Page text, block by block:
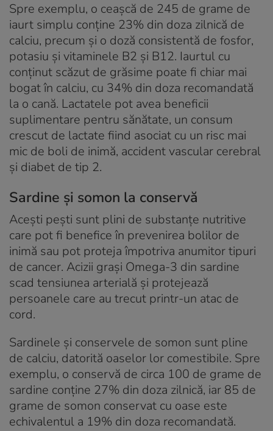
Spre exemplu, o ceașcă de 245 de grame de
iaurt simplu conține 23% din doza zilnică de
calciu, precum și o doză consistentă de fosfor,
potasiu și vitaminele B2 și B12. Iaurtul cu
conținut scăzut de grăsime poate fi chiar mai
bogat în calciu, cu 34% din doza recomandată
la o cană. Lactatele pot avea beneficii
suplimentare pentru sănătate, un consum
crescut de lactate fiind asociat cu un risc mai
mic de boli de inimă, accident vascular cerebral
și diabet de tip 2.
Sardine și somon la conservă
Acești pești sunt plini de substanțe nutritive
care pot fi benefice în prevenirea bolilor de
inimă sau pot proteja împotriva anumitor tipuri
de cancer. Acizii grași Omega-3 din sardine
scad tensiunea arterială și protejează
persoanele care au trecut printr-un atac de
cord.
Sardinele și conservele de somon sunt pline
de calciu, datorită oaselor lor comestibile. Spre
exemplu, o conservă de circa 100 de grame de
sardine conține 27% din doza zilnică, iar 85 de
grame de somon conservat cu oase este
echivalentul a 19% din doza recomandată.